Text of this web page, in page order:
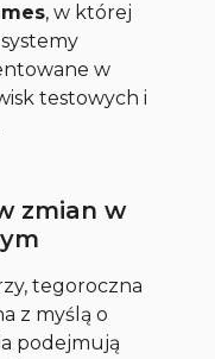
, w której
w
testowych i
zmian w
tegoroczna
z myślą o
podejmują